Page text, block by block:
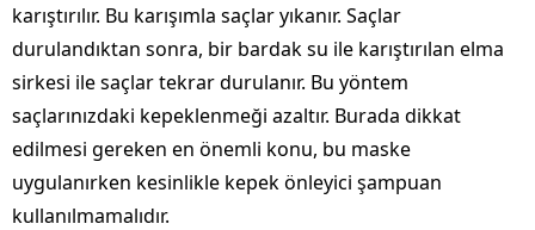
karıştırılır. Bu karışımla saçlar yıkanır. Saçlar
durulandıktan sonra, bir bardak su ile karıştırılan elma
sirkesi ile saçlar tekrar durulanır. Bu yöntem
saçlarınızdaki kepeklenmeği azaltır. Burada dikkat
edilmesi gereken en önemli konu, bu maske
uygulanırken kesinlikle kepek önleyici şampuan
kullanılmamalıdır.